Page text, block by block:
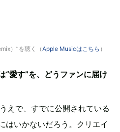
）”を聴く（Apple Musicはこちら ）
“愛す”を、どうファンに届け
えで、すでに公開されている
はいかないだろう。クリエイ